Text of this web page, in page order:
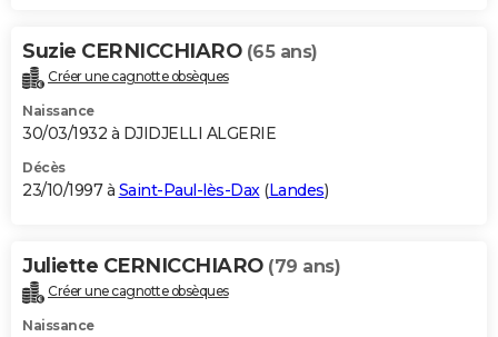
Suzie CERNICCHIARO (65 ans)
Créer une cagnotte obsèques
Naissance
30/03/1932 à DJIDJELLI ALGERIE
Décès
23/10/1997 à Saint-Paul-lès-Dax(Landes)
Juliette CERNICCHIARO (79 ans)
Créer une cagnotte obsèques
Naissance